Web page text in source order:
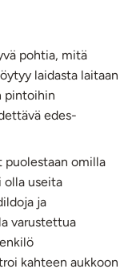
pohtia, mitä
laidasta laitaan
pintoihin
edes-
puolestaan omilla
olla useita
ja
varustettua
kahteen aukkoon